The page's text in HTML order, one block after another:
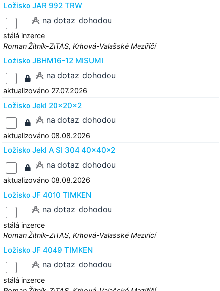
Ložisko JAR 992 TRW
na dotaz dohodou
stálá inzerce
Roman Žitník-ZITAS, Krhová-Valašské Meziříčí
Ložisko JBHM16-12 MISUMI
na dotaz dohodou
aktualizováno 27.07.2026
Ložisko Jekl 20x20x2
na dotaz dohodou
aktualizováno 08.08.2026
Ložisko Jekl AISI 304 40x40x2
na dotaz dohodou
aktualizováno 08.08.2026
Ložisko JF 4010 TIMKEN
na dotaz dohodou
stálá inzerce
Roman Žitník-ZITAS, Krhová-Valašské Meziříčí
Ložisko JF 4049 TIMKEN
na dotaz dohodou
stálá inzerce